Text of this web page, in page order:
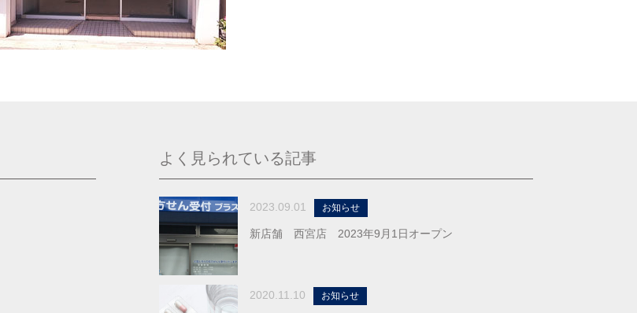
よく見られている記事
2023.09.01 お知らせ
新店舗 西宮店 2023年9月1日オープン
2020.11.10 お知らせ